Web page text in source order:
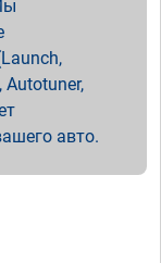
Autotuner,
авто.